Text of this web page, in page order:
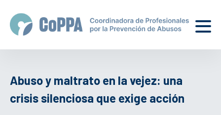
Abuso y maltrato en la vejez: una
crisis silenciosa que exige acción